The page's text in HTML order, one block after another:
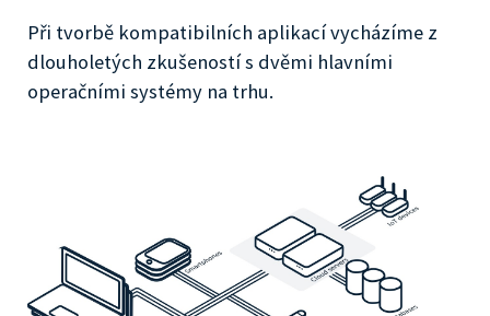
Při tvorbě kompatibilních aplikací vycházíme z
dlouholetých zkušeností s dvěmi hlavními
operačními systémy na trhu.